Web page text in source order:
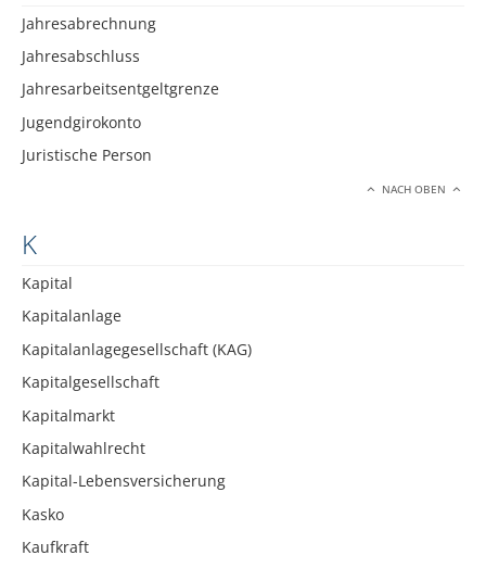
Jahresabrechnung
Jahresabschluss
Jahresarbeitsentgeltgrenze
Jugendgirokonto
Juristische Person
NACH OBEN
K
Kapital
Kapitalanlage
Kapitalanlagegesellschaft (KAG)
Kapitalgesellschaft
Kapitalmarkt
Kapitalwahlrecht
Kapital-Lebensversicherung
Kasko
Kaufkraft